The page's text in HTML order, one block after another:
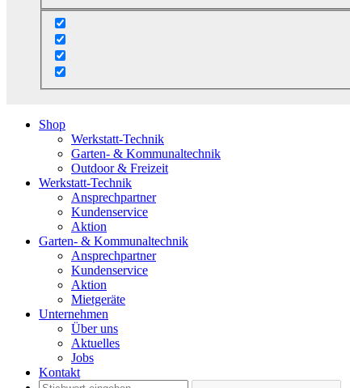
Shop
Werkstatt-Technik
Garten- & Kommunaltechnik
Outdoor & Freizeit
Werkstatt-Technik
Ansprechpartner
Kundenservice
Aktion
Garten- & Kommunaltechnik
Ansprechpartner
Kundenservice
Aktion
Mietgeräte
Unternehmen
Über uns
Aktuelles
Jobs
Kontakt